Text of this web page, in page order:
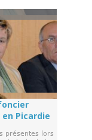
Picardie
présentes lors